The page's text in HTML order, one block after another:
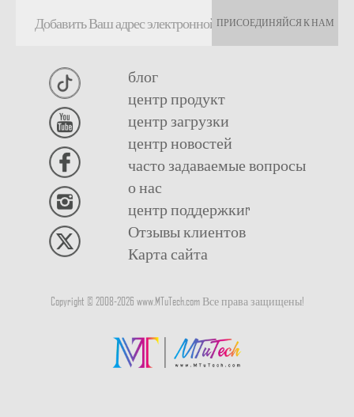
ПРИСОЕДИНЯЙСЯ К НАМ
блог
центр продукт
центр загрузки
центр новостей
часто задаваемые вопросы
о нас
центр поддержкиr
Отзывы клиентов
Карта сайта
Copyright © 2008-2026 www.MTuTech.com Все права защищены!